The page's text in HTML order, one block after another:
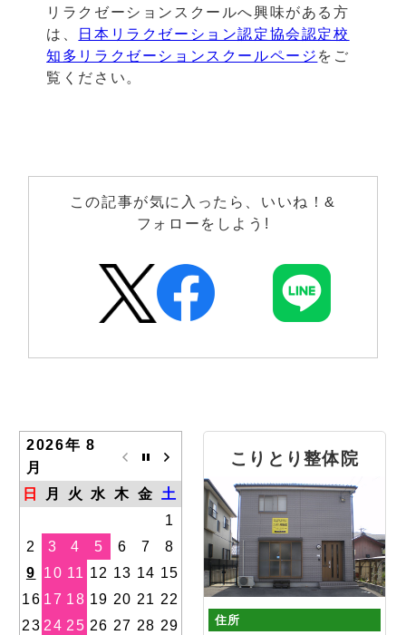
リラクゼーションスクールへ興味がある方
は、
日本リラクゼーション認定協会認定校
知多リラクゼーションスクールページ をご
覧ください。
この記事が気に入ったら、いいね！&
フォローをしよう!
2026年 8
月
日
月 火 水 木 金
土
1
2
3 4 5 6 7
8
9
10 11 12 13 14 15
16 17 18 19 20 21 22
23 24 25 26 27 28 29
こりとり整体院
住所